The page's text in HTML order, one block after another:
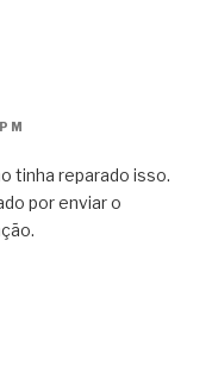
tinha reparado isso.
por enviar o